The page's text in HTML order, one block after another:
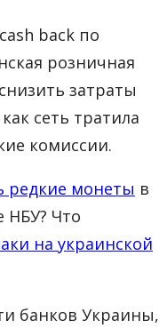
back по
розничная
затраты
сеть тратила
комиссии.
редкие монеты в
НБУ? Что
на украинской
банков Украины,